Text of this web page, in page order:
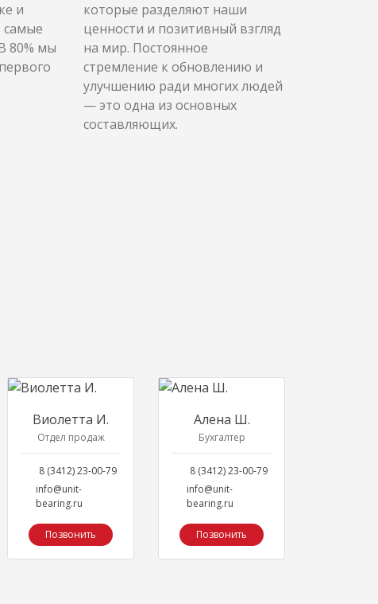
и
самые
80% мы
которые разделяют наши
ценности и позитивный взгляд
на мир. Постоянное
стремление к обновлению и
улучшению ради многих людей
— это одна из основных
составляющих.
Виолетта И.
Отдел продаж
8 (3412) 23-00-79
info@unit-
bearing.ru
Позвонить
Алена Ш.
Бухгалтер
8 (3412) 23-00-79
info@unit-
bearing.ru
Позвонить